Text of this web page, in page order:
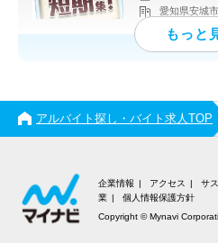
愛知県安城市
アルバイト探し・バイト求人TOP
企業情報 アクセス サ
業
個人情報保護方針
Copyright © Mynavi